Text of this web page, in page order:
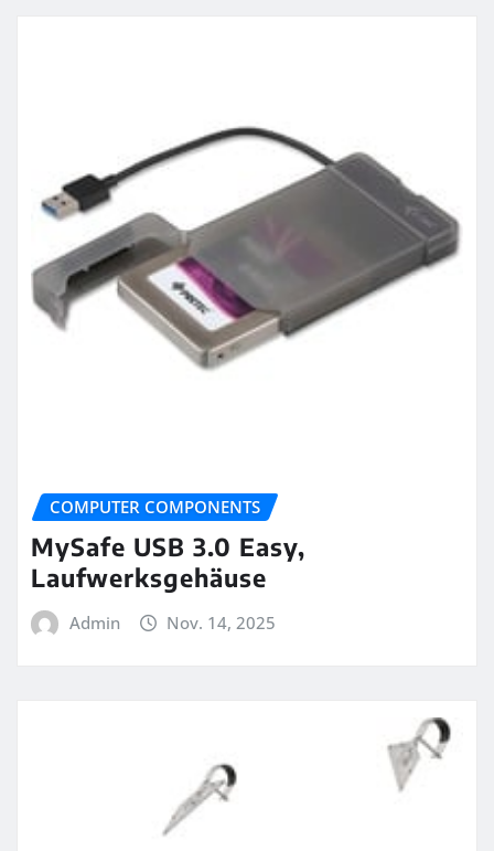
COMPUTER COMPONENTS
MySafe USB 3.0 Easy,
Laufwerksgehäuse
Admin Nov. 14, 2025